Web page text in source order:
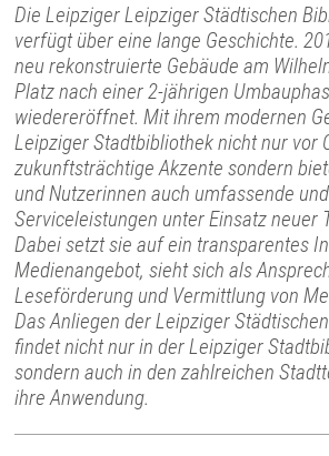
Die Leipziger Leipziger Städtischen
verfügt über eine lange Geschichte.
neu rekonstruierte Gebäude am
Platz nach einer 2-jährigen
wiedereröffnet. Mit ihrem modernen
Leipziger Stadtbibliothek nicht nur vor
zukunftsträchtige Akzente sondern
und Nutzerinnen auch umfassende
Serviceleistungen unter Einsatz neuer
Dabei setzt sie auf ein transparentes
Medienangebot, sieht sich als
Leseförderung und Vermittlung von
Das Anliegen der Leipziger
findet nicht nur in der Leipziger
sondern auch in den zahlreichen
ihre Anwendung.